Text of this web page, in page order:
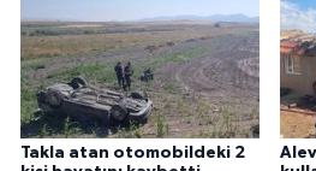
Takla atan otomobildeki 2